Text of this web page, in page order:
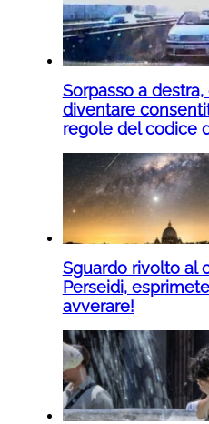
Sorpasso a
diventare
regole del codice
Sguardo rivolto al
Perseidi,
avverare!